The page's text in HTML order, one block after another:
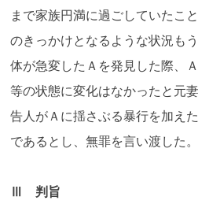
まで家族円満に過ごしていたこ
のきっかけとなるような状況も
体が急変したＡを発見した際、
等の状態に変化はなかったと元
告人がＡに揺さぶる暴行を加え
であるとし、無罪を言い渡した。
Ⅲ 判旨